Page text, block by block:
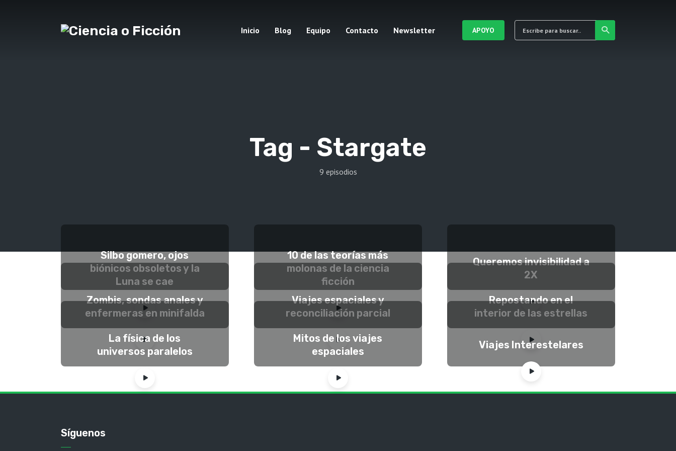
Inicio Blog Equipo Contacto Newsletter APOYO
Tag - Stargate
9 episodios
Silbo gomero, ojos
biónicos obsoletos y la
Luna se cae
10 de las teorías más
molonas de la ciencia
ficción
Queremos invisibilidad a
2X
Zombis, sondas anales y
enfermeras en minifalda
Viajes espaciales y
reconciliación parcial
Repostando en el
interior de las estrellas
La física de los
universos paralelos
Mitos de los viajes
espaciales
Viajes Interestelares
Síguenos